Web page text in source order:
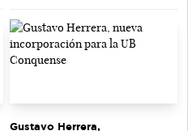
Gustavo Herrera,